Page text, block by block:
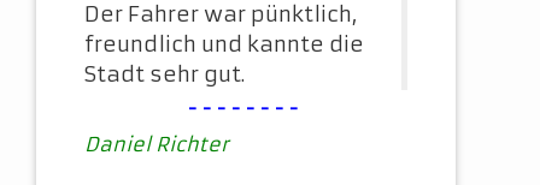
Der Fahrer war pünktlich,
freundlich und kannte die
Stadt sehr gut.
--------
Daniel Richter